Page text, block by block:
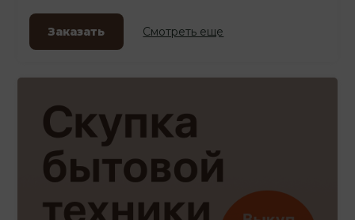
Заказать Смотреть еще